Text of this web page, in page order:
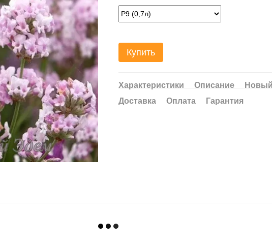
Купить
Характеристики Описание
Доставка
Оплата Гарантия